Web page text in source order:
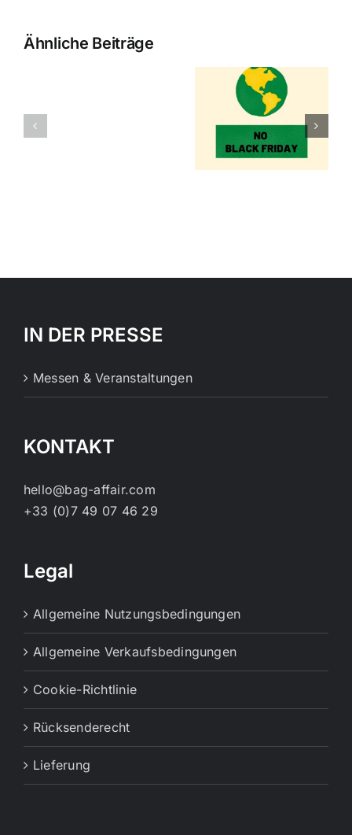
Ähnliche Beiträge
Maßgeschneiderte
IN DER PRESSE
Messen & Veranstaltungen
KONTAKT
hello@bag-affair.com
+33 (0)7 49 07 46 29
Legal
Allgemeine Nutzungsbedingungen
Allgemeine Verkaufsbedingungen
Cookie-Richtlinie
Rücksenderecht
Lieferung